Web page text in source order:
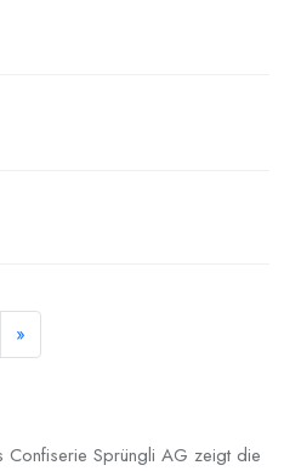
»
Confiserie Sprüngli AG zeigt die